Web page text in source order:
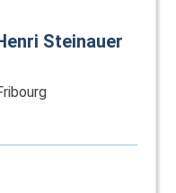
Steinauer